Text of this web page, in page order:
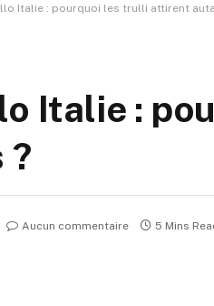
Italie : pourquoi les trulli attirent
Italie :
?
Aucun commentaire 5 Mins